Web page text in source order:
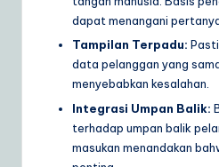
dapat menangani
Tampilan Terpadu:
data pelanggan yang
menyebabkan kesalahan.
Integrasi Umpan Balik:
terhadap umpan balik
masukan menandakan